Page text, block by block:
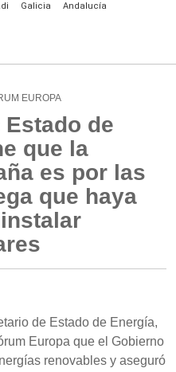
Galicia Andalucía
EUROPA
de
que la
es por las
que haya
de Estado de Energía,
Europa que el Gobierno
renovables y aseguró